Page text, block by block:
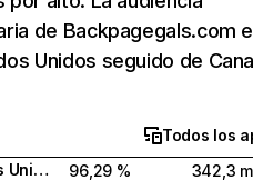
de Backpagegals.com
Unidos seguido de
Todos los
Estados Unidos
96,29 %
342,3